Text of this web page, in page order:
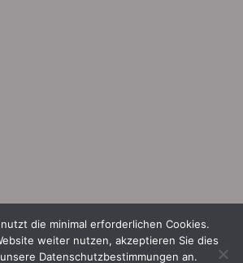
die minimal erforderlichen Cookies.
weiter nutzen, akzeptieren Sie dies
Datenschutzbestimmungen an.